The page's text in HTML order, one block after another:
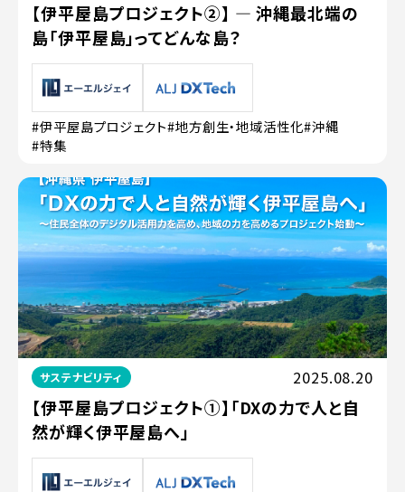
【伊平屋島プロジェクト②】 ― 沖縄最北端の
島「伊平屋島」ってどんな島？
#伊平屋島プロジェクト#地方創生・地域活性化#沖縄
#特集
サステナビリティ 2025.08.20
【伊平屋島プロジェクト①】「DXの力で人と自
然が輝く伊平屋島へ」